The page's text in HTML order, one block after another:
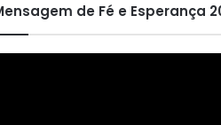
de Fé e Esperança